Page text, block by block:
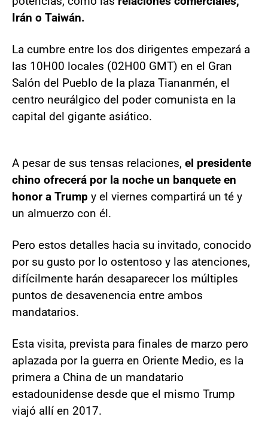
Irán o Taiwán.
La cumbre entre los dos dirigentes empezará a
las 10H00 locales (02H00 GMT) en el Gran
Salón del Pueblo de la plaza Tiananmén, el
centro neurálgico del poder comunista en la
capital del gigante asiático.
A pesar de sus tensas relaciones, el presidente
chino ofrecerá por la noche un banquete en
honor a Trump y el viernes compartirá un té y
un almuerzo con él.
Pero estos detalles hacia su invitado, conocido
por su gusto por lo ostentoso y las atenciones,
difícilmente harán desaparecer los múltiples
puntos de desavenencia entre ambos
mandatarios.
Esta visita, prevista para finales de marzo pero
aplazada por la guerra en Oriente Medio, es la
primera a China de un mandatario
estadounidense desde que el mismo Trump
viajó allí en 2017.